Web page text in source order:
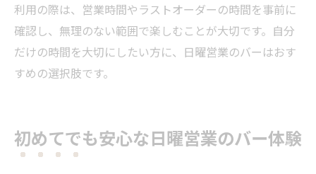
利用の際は、営業時間やラストオーダーの時間を事前に
確認し、無理のない範囲で楽しむことが大切です。自分
だけの時間を大切にしたい方に、日曜営業のバーはおす
すめの選択肢です。
初めてでも安心な日曜営業のバー体験